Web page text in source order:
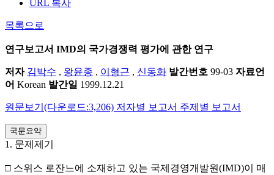
URL 복사
목록으로
연구보고서 IMD의 국가경쟁력 평가에 관한 연구
저자 김박수 , 왕윤종 , 이형근 , 신동화 발간번호 99-03 자료언
어 Korean 발간일 1999.12.21
원문보기(다운로드:3,206) 저자별 보고서 주제별 보고서
국문요약
1. 문제제기
□ 스위스 로잔느에 소재하고 있는 국제경영개발원(IMD)이 매